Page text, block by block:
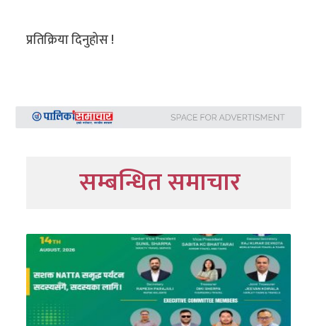
प्रतिक्रिया दिनुहोस !
सम्बन्धित समाचार